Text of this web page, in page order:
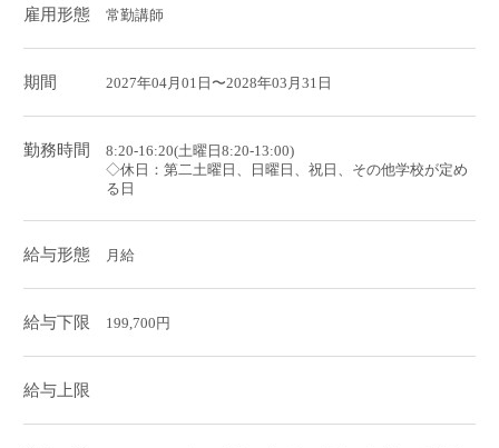
雇用形態 常勤講師
期間 2027年04月01日〜2028年03月31日
勤務時間
8:20-16:20(土曜日8:20-13:00)
◇休日：第二土曜日、日曜日、祝日、その他学校が定め
る日
給与形態 月給
給与下限 199,700円
給与上限